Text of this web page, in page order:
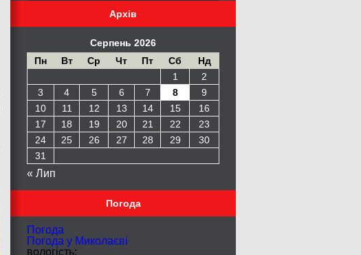
Архів
Серпень 2026
Пн
Вт Ср Чт Пт Сб
Нд
1
2
3
4 5 6 7 8
9
10
11 12 13 14 15
16
17
18 19 20 21 22
23
24
25 26 27 28 29
30
31
« Лип
Погода
Погода
Погода у Миколаєві
вологість: